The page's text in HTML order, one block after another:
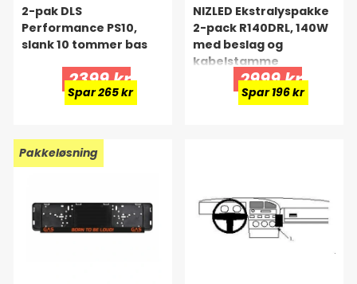
2-pak DLS
Performance PS10,
slank 10 tommer bas
2399 kr
Spar 265 kr
NIZLED Ekstralyspakke
2-pack R140DRL, 140W
med beslag og
kabelstamme
2999 kr
Spar 196 kr
Pakkeløsning